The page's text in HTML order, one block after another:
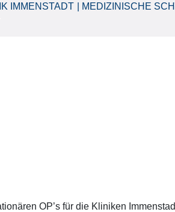
IMMENSTADT MEDIZINISCHE
OP’s für die Kliniken